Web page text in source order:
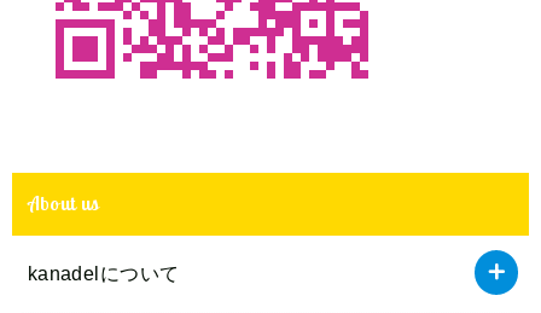
About us
kanadelについて